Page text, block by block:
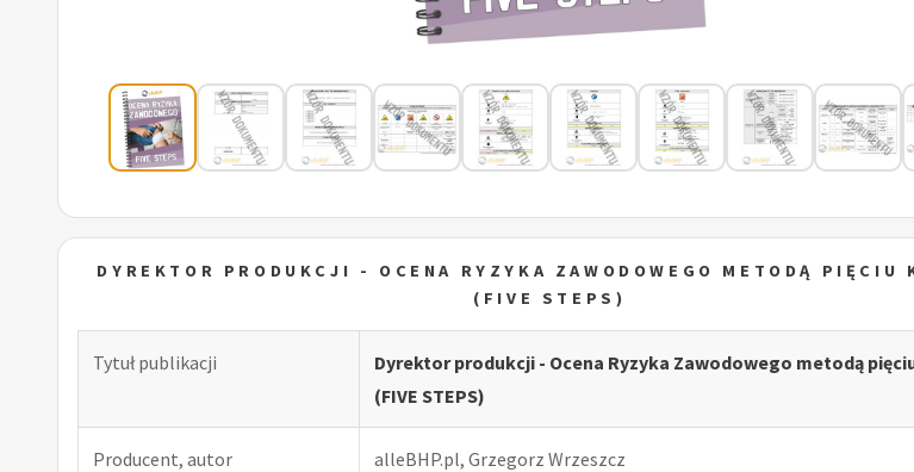
DYREKTOR PRODUKCJI - OCENA RYZYKA ZAWODOWEGO METODĄ PIĘCIU
(FIVE STEPS)
Tytuł publikacji
Dyrektor produkcji - Ocena Ryzyka Zawodowego metodą
(FIVE STEPS)
Producent, autor alleBHP.pl, Grzegorz Wrzeszcz